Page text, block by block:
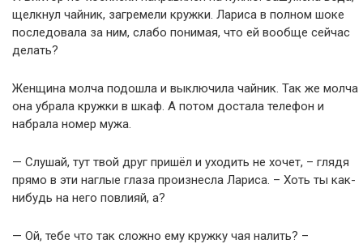
щелкнул чайник, загремели кружки. Лариса в полном шоке
последовала за ним, слабо понимая, что ей вообще сейчас
делать?
Женщина молча подошла и выключила чайник. Так же молча
она убрала кружки в шкаф. А потом достала телефон и
набрала номер мужа.
— Слушай, тут твой друг пришёл и уходить не хочет, – глядя
прямо в эти наглые глаза произнесла Лариса. – Хоть ты как-
нибудь на него повлияй, а?
— Ой, тебе что так сложно ему кружку чая налить? –